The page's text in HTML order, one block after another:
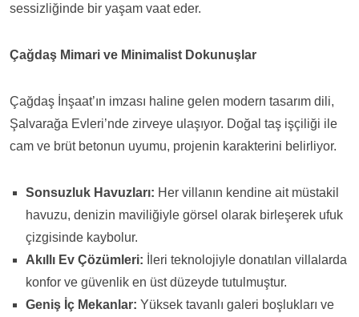
sessizliğinde bir yaşam vaat eder.
Çağdaş Mimari ve Minimalist Dokunuşlar
Çağdaş İnşaat’ın imzası haline gelen modern tasarım dili,
Şalvarağa Evleri’nde zirveye ulaşıyor. Doğal taş işçiliği ile
cam ve brüt betonun uyumu, projenin karakterini belirliyor.
Sonsuzluk Havuzları: Her villanın kendine ait müstakil
havuzu, denizin maviliğiyle görsel olarak birleşerek ufuk
çizgisinde kaybolur.
Akıllı Ev Çözümleri: İleri teknolojiyle donatılan villalarda
konfor ve güvenlik en üst düzeyde tutulmuştur.
Geniş İç Mekanlar: Yüksek tavanlı galeri boşlukları ve